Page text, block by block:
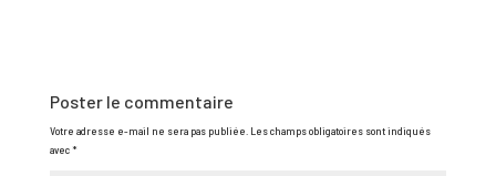
Poster le commentaire
Votre adresse e-mail ne sera pas publiée. Les champs obligatoires sont indiqués
avec*